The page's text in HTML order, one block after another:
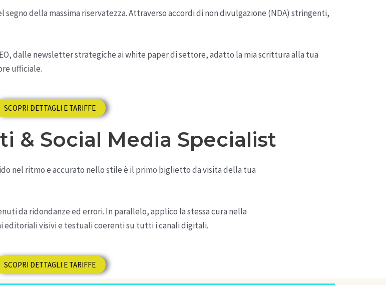
della massima riservatezza. Attraverso accordi di non divulgazione (NDA) stringenti,
dalle newsletter strategiche ai white paper di settore, adatto la mia scrittura alla tua
ufficiale.
SCOPRI DETTAGLI E TARIFFE
& Social Media Specialist
nel ritmo e accurato nello stile è il primo biglietto da visita della tua
da ridondanze ed errori. In parallelo, applico la stessa cura nella
editoriali visivi e testuali coerenti su tutti i canali digitali.
SCOPRI DETTAGLI E TARIFFE